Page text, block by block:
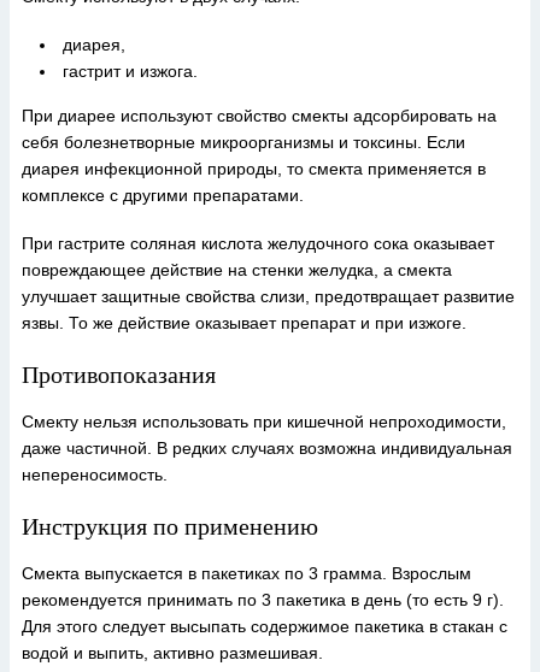
диарея,
гастрит и изжога.
При диарее используют свойство смекты адсорбировать на
себя болезнетворные микроорганизмы и токсины. Если
диарея инфекционной природы, то смекта применяется в
комплексе с другими препаратами.
При гастрите соляная кислота желудочного сока оказывает
повреждающее действие на стенки желудка, а смекта
улучшает защитные свойства слизи, предотвращает развитие
язвы. То же действие оказывает препарат и при изжоге.
Противопоказания
Смекту нельзя использовать при кишечной непроходимости,
даже частичной. В редких случаях возможна индивидуальная
непереносимость.
Инструкция по применению
Смекта выпускается в пакетиках по 3 грамма. Взрослым
рекомендуется принимать по 3 пакетика в день (то есть 9 г).
Для этого следует высыпать содержимое пакетика в стакан с
водой и выпить, активно размешивая.